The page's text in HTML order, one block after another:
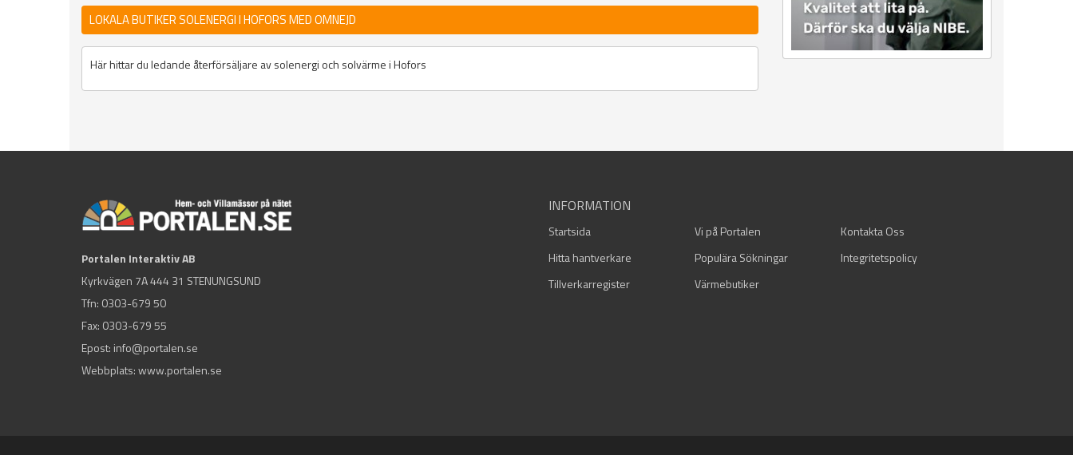
LOKALA BUTIKER SOLENERGI I HOFORS MED OMNEJD
Här hittar du ledande återförsäljare av solenergi och solvärme i Hofors
Portalen Interaktiv AB
Kyrkvägen 7A 444 31 STENUNGSUND
Tfn: 0303-679 50
Fax: 0303-679 55
Epost: info@portalen.se
Webbplats: www.portalen.se
INFORMATION
Startsida Vi på Portalen
Kontakta Oss
Hitta hantverkare
Populära Sökningar
Integritetspolicy
Tillverkarregister
Värmebutiker